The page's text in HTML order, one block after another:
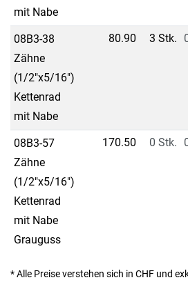
mit Nabe
08B3-38
Zähne
(1/2"x5/16")
Kettenrad
mit Nabe
80.90 3 Stk.
08B3-57
Zähne
(1/2"x5/16")
Kettenrad
mit Nabe
Grauguss
170.50 0 Stk.
* Alle Preise verstehen sich in CHF und